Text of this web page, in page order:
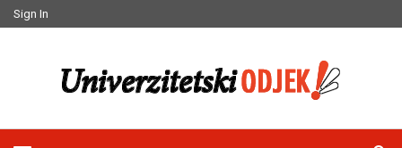
Sign In